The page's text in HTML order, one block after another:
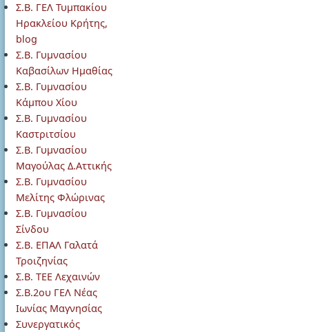
Σ.Β. ΓΕΛ Τυμπακίου
Ηρακλείου Κρήτης,
blog
Σ.Β. Γυμνασίου
Καβασίλων Ημαθίας
Σ.Β. Γυμνασίου
Κάμπου Χίου
Σ.Β. Γυμνασίου
Καστριτσίου
Σ.Β. Γυμνασίου
Μαγούλας Δ.Αττικής
Σ.Β. Γυμνασίου
Μελίτης Φλώρινας
Σ.Β. Γυμνασίου
Σίνδου
Σ.Β. ΕΠΑΛ Γαλατά
Τροιζηνίας
Σ.Β. ΤΕΕ Λεχαινών
Σ.Β.2ου ΓΕΛ Νέας
Ιωνίας Μαγνησίας
Συνεργατικός